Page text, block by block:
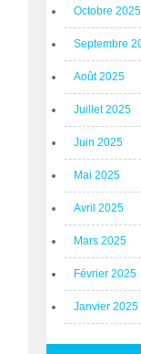
Octobre 2025
Septembre
Août 2025
Juillet 2025
Juin 2025
Mai 2025
Avril 2025
Mars 2025
Février 2025
Janvier 2025